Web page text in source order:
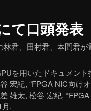
て口頭発表
君、田村君、本間君
を用いたドキュメン
宏紀, “FPGA NIC向け
雄太, 松谷 宏紀,
.